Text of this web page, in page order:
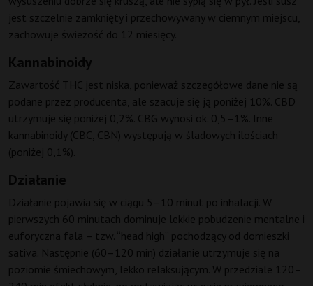
jest szczelnie zamknięty i przechowywany w ciemnym miejscu,
zachowuje świeżość do 12 miesięcy.
Kannabinoidy
Zawartość THC jest niska, ponieważ szczegółowe dane nie są
podane przez producenta, ale szacuje się ją poniżej 10%. CBD
utrzymuje się poniżej 0,2%. CBG wynosi ok. 0,5–1%. Inne
kannabinoidy (CBC, CBN) występują w śladowych ilościach
(poniżej 0,1%).
Działanie
Działanie pojawia się w ciągu 5–10 minut po inhalacji. W
pierwszych 60 minutach dominuje lekkie pobudzenie mentalne i
euforyczna fala – tzw. “head high” pochodzący od domieszki
sativa. Następnie (60–120 min) działanie utrzymuje się na
poziomie śmiechowym, lekko relaksującym. W przedziale 120–